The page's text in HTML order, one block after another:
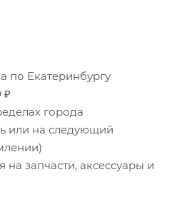
по Екатеринбургу
₽
города
или на следующий
на запчасти, аксессуары и